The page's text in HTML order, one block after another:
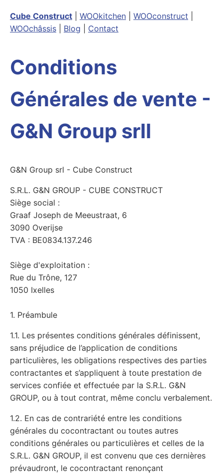
Cube Construct WOOkitchen WOOconstruct
WOOchâssis
Blog Contact
Conditions
Générales de vente -
G&N Group srll
G&N Group srl - Cube Construct
S.R.L. G&N GROUP - CUBE CONSTRUCT
Siège social :
Graaf Joseph de Meeustraat, 6
3090 Overijse
TVA : BE0834.137.246
Siège d'exploitation :
Rue du Trône, 127
1050 Ixelles
1. Préambule
1.1. Les présentes conditions générales définissent,
sans préjudice de l’application de conditions
particulières, les obligations respectives des parties
contractantes et s’appliquent à toute prestation de
services confiée et effectuée par la S.R.L. G&N
GROUP, ou à tout contrat, même conclu verbalement.
1.2. En cas de contrariété entre les conditions
générales du cocontractant ou toutes autres
conditions générales ou particulières et celles de la
S.R.L. G&N GROUP, il est convenu que ces dernières
prévaudront, le cocontractant renonçant